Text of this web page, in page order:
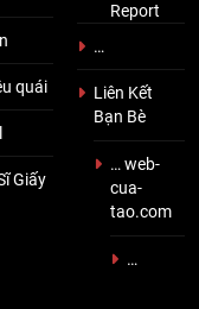
quái
Giấy
Report
…
Liên Kết
Bạn Bè
… web-
cua-
tao.com
…